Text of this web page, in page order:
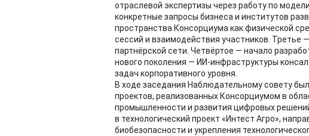
отраслевой экспертизы через работу по
конкретные запросы бизнеса и институтов
пространства Консорциума как физической
сессий и взаимодействия участников. Третье
партнёрской сети. Четвёртое — начало
нового поколения — ИИ-инфраструктуры
задач корпоративного уровня.
В ходе заседания Наблюдательному совету
проектов, реализованных Консорциумом в
промышленности и развития цифровых
в технологический проект «Интест Агро»,
биобезопасности и укрепления